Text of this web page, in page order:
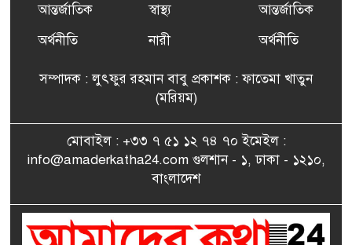
ফ্রান্সে সংবর্ধিত হলেন যুক্তরাজ্য
বিএনপি’র আহ্বায়ক কমিটির
সাংবাদিকতায় কৃতিত্বের পুরস্কার
এমপি মমতাজ আলোকে
জেলা প্রবাসী এসোসিয়েশন’
আন্তর্জাতিক
অর্থনীতি
স্বাস্থ্য
নারী
আন্তর্জাতিক
অর্থনীতি
সম্পাদক : লুৎফুর রহমান বাবু প্রকাশক : ফাতেমা খাতুন
(মরিয়ম)
মোবাইল : +৩৩ ৭ ৫১ ১২ ৭৪ ৭০ ইমেইল :
info@amaderkatha24.com গুলশান - ১, ঢাকা - ১২১০,
বাংলাদেশ